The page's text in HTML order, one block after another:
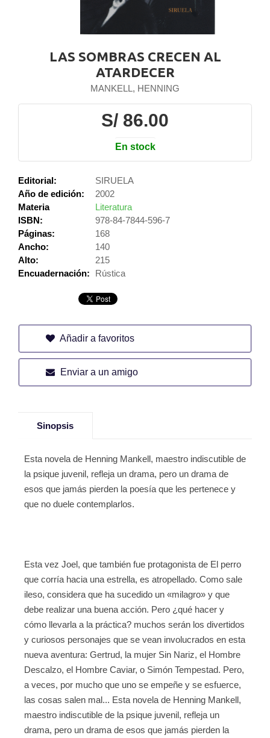
LAS SOMBRAS CRECEN AL
ATARDECER
MANKELL, HENNING
S/ 86.00
En stock
Editorial:
SIRUELA
Año de edición:
2002
Materia
Literatura
ISBN:
978-84-7844-596-7
Páginas:
168
Ancho:
140
Alto:
215
Encuadernación:
Rústica
Añadir a favoritos
Enviar a un amigo
Sinopsis
Esta novela de Henning Mankell, maestro indiscutible de
la psique juvenil, refleja un drama, pero un drama de
esos que jamás pierden la poesía que les pertenece y
que no duele contemplarlos.
Esta vez Joel, que también fue protagonista de El perro
que corría hacia una estrella, es atropellado. Como sale
ileso, considera que ha sucedido un «milagro» y que
debe realizar una buena acción. Pero ¿qué hacer y
cómo llevarla a la práctica? muchos serán los divertidos
y curiosos personajes que se vean involucrados en esta
nueva aventura: Gertrud, la mujer Sin Nariz, el Hombre
Descalzo, el Hombre Caviar, o Simón Tempestad. Pero,
a veces, por mucho que uno se empeñe y se esfuerce,
las cosas salen mal... Esta novela de Henning Mankell,
maestro indiscutible de la psique juvenil, refleja un
drama, pero un drama de esos que jamás pierden la